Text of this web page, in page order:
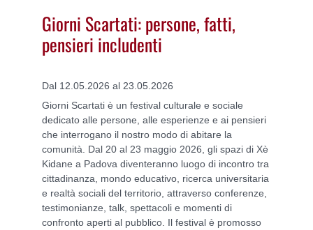
Giorni Scartati: persone, fatti,
pensieri includenti
Dal 12.05.2026 al 23.05.2026
Giorni Scartati è un festival culturale e sociale
dedicato alle persone, alle esperienze e ai pensieri
che interrogano il nostro modo di abitare la
comunità. Dal 20 al 23 maggio 2026, gli spazi di Xè
Kidane a Padova diventeranno luogo di incontro tra
cittadinanza, mondo educativo, ricerca universitaria
e realtà sociali del territorio, attraverso conferenze,
testimonianze, talk, spettacoli e momenti di
confronto aperti al pubblico. Il festival è promosso